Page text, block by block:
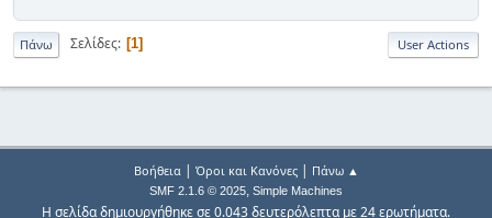
Πάνω Σελίδες 1 User Actions
Βοήθεια| Όροι και Κανόνες| Πάνω ▲
SMF 2.1.6 © 2025, Simple Machines
Η σελίδα δημιουργήθηκε σε 0.043 δευτερόλεπτα με 24 ερωτήματα.